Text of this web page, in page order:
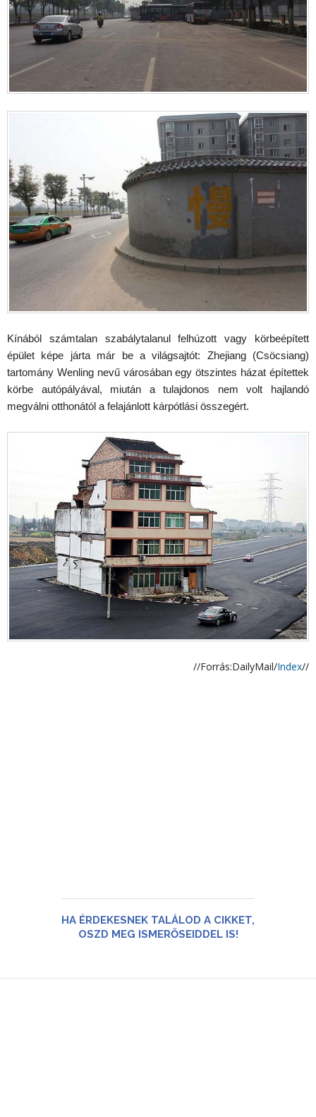
Kínából számtalan szabálytalanul felhúzott vagy körbeépített
épület képe járta már be a világsajtót: Zhejiang (Csöcsiang)
tartomány Wenling nevű városában egy ötszintes házat építettek
körbe autópályával, miután a tulajdonos nem volt hajlandó
megválni otthonától a felajánlott kárpótlási összegért.
//Forrás:DailyMail/Index//
HA ÉRDEKESNEK TALÁLOD A CIKKET,
OSZD MEG ISMERŐSEIDDEL IS!